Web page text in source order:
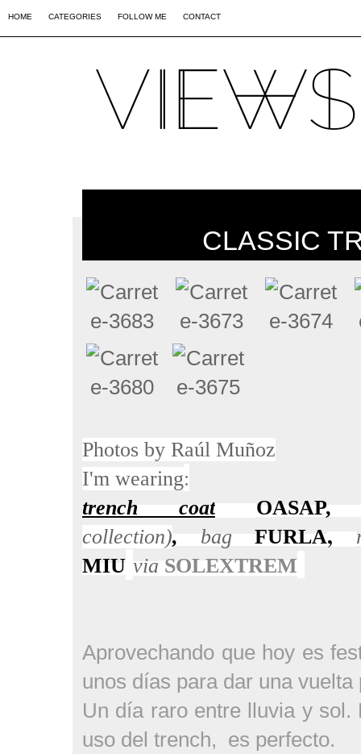
HOME CATEGORIES FOLLOW ME CONTACT
CLASSIC
Photos by Raúl Muñoz
I'm wearing:
trench coat
collection), bag FURLA,
MIU via SOLEXTREM
Aprovechando que hoy es
unos días para dar una
Un día raro entre lluvia y
uso del trench, es perfecto.